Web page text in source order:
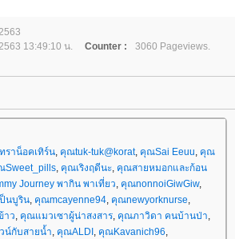
13:49:10 น. Counter :
3060 Pageviews.
ราน็อคเทิร์น, คุณtuk-tuk@korat, คุณSai Eeuu, คุณ
Sweet_pills, คุณเริงฤดีนะ, คุณสายหมอกและก้อน
Journey พากิน พาเที่ยว, คุณnonnoiGiwGiw,
นบูริน, คุณmcayenne94, คุณnewyorknurse,
าว, คุณแมวเซาผู้น่าสงสาร, คุณภาวิดา คนบ้านป่า,
น์กับสายน้ำ, คุณALDI , คุณKavanich96,